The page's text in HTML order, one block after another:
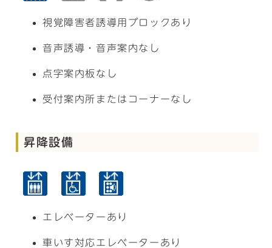
視覚障害者誘導用ブロックあり
音声誘導・音声案内なし
点字案内板なし
受付案内所またはコーナーなし
昇降設備
エレベーターあり
車いす対応エレベーターあり